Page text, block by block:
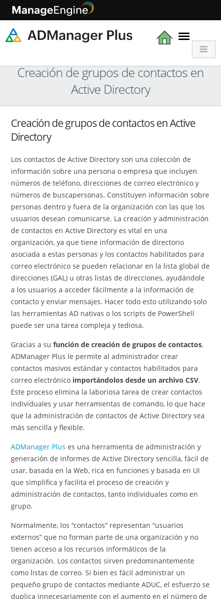
Creación de grupos de contactos en
Active Directory
Creación de grupos de contactos en Active
Directory
Los contactos de Active Directory son una colección de
información sobre una persona o empresa que incluyen
números de teléfono, direcciones de correo electrónico y
números de buscapersonas. Constituyen información sobre
personas dentro y fuera de la organización con las que los
usuarios desean comunicarse. La creación y administración
de contactos en Active Directory es vital en una
organización, ya que tiene información de directorio
asociada a estas personas y los contactos habilitados para
correo electrónico se pueden relacionar en la lista global de
direcciones (GAL) u otras listas de direcciones, ayudándole
a los usuarios a acceder fácilmente a la información de
contacto y enviar mensajes. Hacer todo esto utilizando solo
las herramientas AD nativas o los scripts de PowerShell
puede ser una tarea compleja y tediosa.
Gracias a sufunción de creación de grupos de contactos,
ADManager Plus le permite al administrador crear
contactos masivos estándar y contactos habilitados para
correo electrónico importándolos desde un archivo CSV.
Este proceso elimina la laboriosa tarea de crear contactos
individuales y usar herramientas de comando, lo que hace
que la administración de contactos de Active Directory sea
más sencilla y flexible.
ADManager Plus es una herramienta de administración y
generación de informes de Active Directory sencilla, fácil de
usar, basada en la Web, rica en funciones y basada en UI
que simplifica y facilita el proceso de creación y
administración de contactos, tanto individuales como en
grupo.
Normalmente, los “contactos” representan “usuarios
externos” que no forman parte de una organización y no
tienen acceso a los recursos informáticos de la
organización. Los contactos sirven predominantemente
como listas de correo. Si bien es fácil administrar un
pequeño grupo de contactos mediante ADUC, el esfuerzo se
duplica innecesariamente con el aumento en el número de